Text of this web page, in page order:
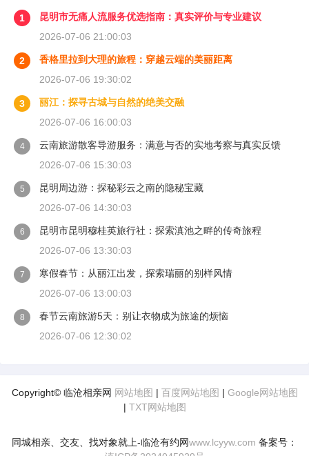
1
昆明市无痛人流服务优选指南：真实评价与专业建议
2026-07-06 21:00:03
2
香格里拉到大理的旅程：穿越云端的美丽距离
2026-07-06 19:30:02
3
丽江：探寻古城与自然的绝美交融
2026-07-06 16:00:03
4
云南旅游散客导游服务：满意与否的实地考察与真实反馈
2026-07-06 15:30:03
5
昆明周边游：探秘彩云之南的隐秘宝藏
2026-07-06 14:30:03
6
昆明市昆明穆桂英旅行社：探索滇池之畔的传奇旅程
2026-07-06 13:30:03
7
寒假春节：从丽江出发，探索瑞丽的别样风情
2026-07-06 13:00:03
8
春节云南旅游5天：别让衣物成为旅途的烦恼
2026-07-06 12:30:02
Copyright© 临沧相亲网 网站地图 | 百度网站地图 | Google网站地图
| TXT网站地图
同城相亲、交友、找对象就上-临沧有约网www.lcyyw.com 备案号：